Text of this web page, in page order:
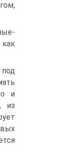
и
из